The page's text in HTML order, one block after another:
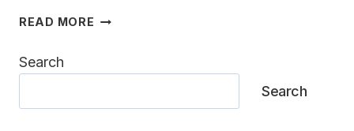
READ MORE เกย์
ออนไลน์
ไง
Search
Search